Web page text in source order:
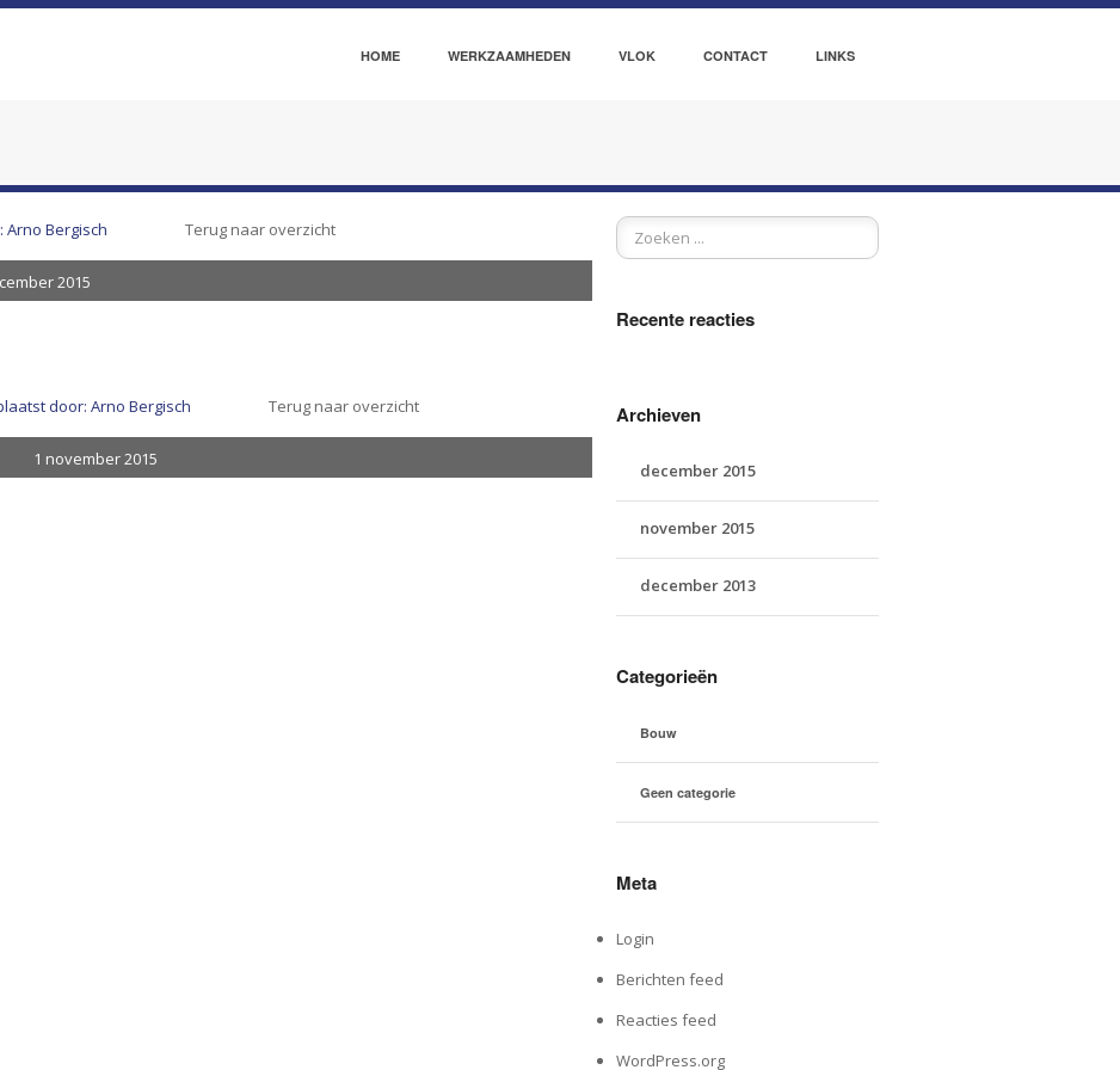
HOME WERKZAAMHEDEN VLOK CONTACT LINKS
Bergisch Terug naar overzicht
2015
door: Arno Bergisch Terug naar overzicht
1 november 2015
Recente reacties
Archieven
december 2015
november 2015
december 2013
Categorieën
Bouw
Geen categorie
Meta
Login
Berichten feed
Reacties feed
WordPress.org